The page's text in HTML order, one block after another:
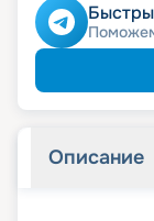
Описание